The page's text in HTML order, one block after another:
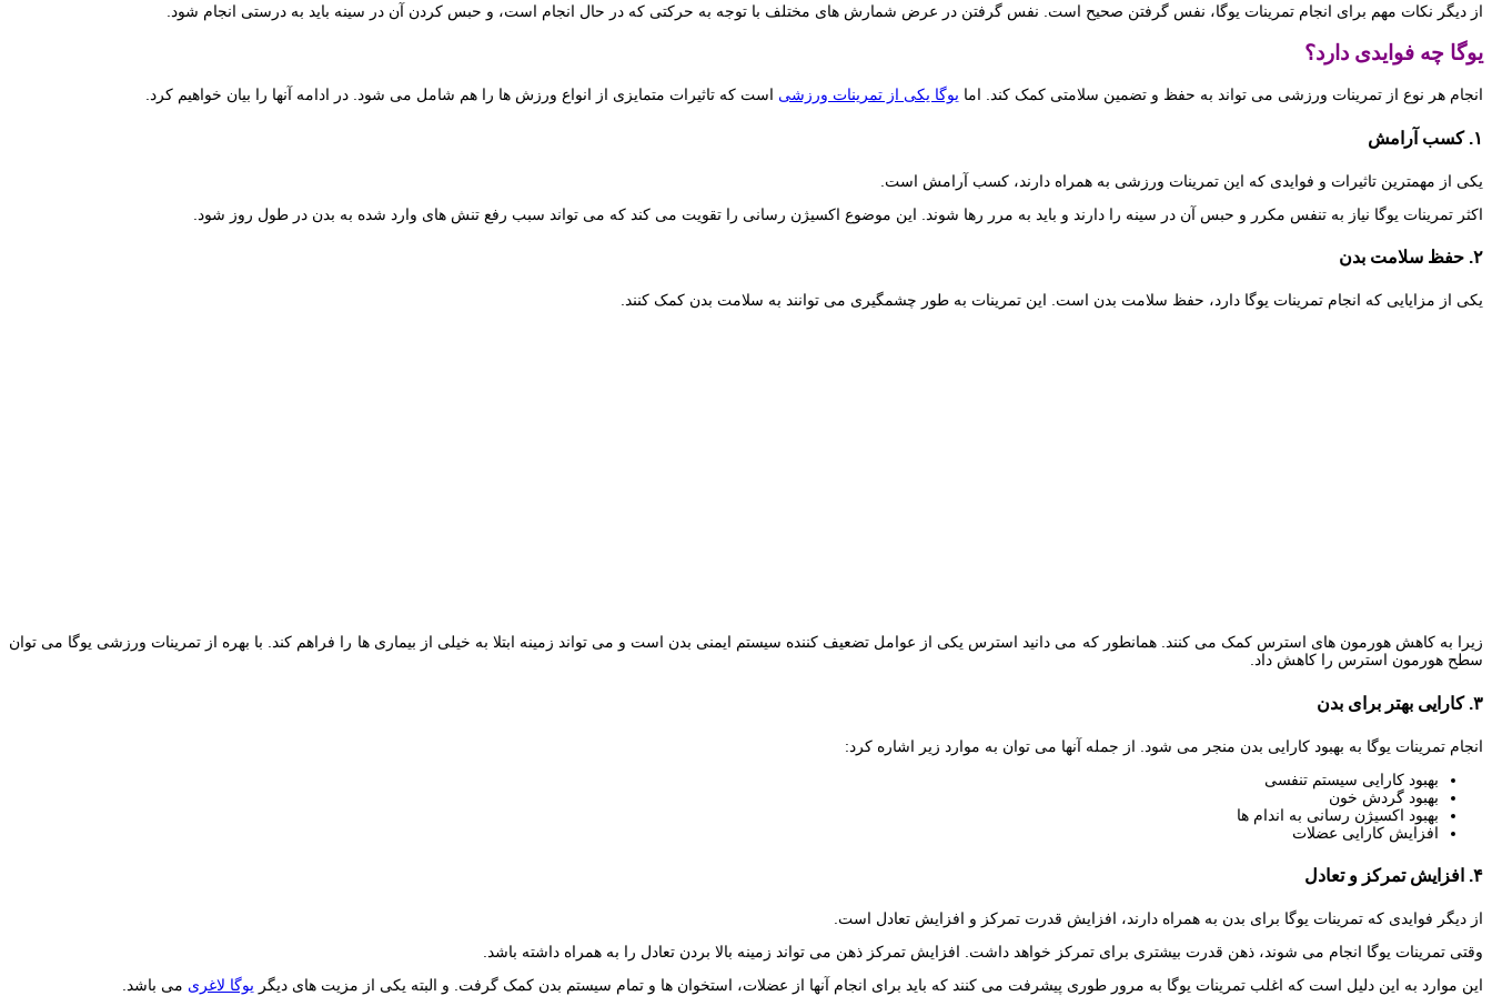
از دیگر نکات مهم برای انجام تمرینات یوگا، نفس گرفتن صحیح است. نفس گرفتن در عرض شمارش های مختلف با توجه به حرکتی که در حال انجام است، و حبس کردن آن در سینه باید به درستی انجام شود.
یوگا چه فوایدی دارد؟
انجام هر نوع از تمرینات ورزشی می تواند به حفظ و تضمین سلامتی کمک کند. اما یوگا یکی از تمرینات ورزشی است که تاثیرات متمایزی از انواع ورزش ها را هم شامل می شود. در ادامه آنها را بیان خواهیم کرد.
۱. کسب آرامش
یکی از مهمترین تاثیرات و فوایدی که این تمرینات ورزشی به همراه دارند، کسب آرامش است.
اکثر تمرینات یوگا نیاز به تنفس مکرر و حبس آن در سینه را دارند و باید به مرر رها شوند. این موضوع اکسیژن رسانی را تقویت می کند که می تواند سبب رفع تنش های وارد شده به بدن در طول روز شود.
۲. حفظ سلامت بدن
یکی از مزایایی که انجام تمرینات یوگا دارد، حفظ سلامت بدن است. این تمرینات به طور چشمگیری می توانند به سلامت بدن کمک کنند.
زیرا به کاهش هورمون های استرس کمک می کنند. همانطور که می دانید استرس یکی از عوامل تضعیف کننده سیستم ایمنی بدن است و می تواند زمینه ابتلا به خیلی از بیماری ها را فراهم کند. با بهره از تمرینات ورزشی یوگا می توان
سطح هورمون استرس را کاهش داد.
۳. کارایی بهتر برای بدن
انجام تمرینات یوگا به بهبود کارایی بدن منجر می شود. از جمله آنها می توان به موارد زیر اشاره کرد:
بهبود کارایی سیستم تنفسی
بهبود گردش خون
بهبود اکسیژن رسانی به اندام ها
افزایش کارایی عضلات
۴. افزایش تمرکز و تعادل
از دیگر فوایدی که تمرینات یوگا برای بدن به همراه دارند، افزایش قدرت تمرکز و افزایش تعادل است.
وقتی تمرینات یوگا انجام می شوند، ذهن قدرت بیشتری برای تمرکز خواهد داشت. افزایش تمرکز ذهن می تواند زمینه بالا بردن تعادل را به همراه داشته باشد.
این موارد به این دلیل است که اغلب تمرینات یوگا به مرور طوری پیشرفت می کنند که باید برای انجام آنها از عضلات، استخوان ها و تمام سیستم بدن کمک گرفت. و البته یکی از مزیت های دیگر یوگا لاغری می باشد.